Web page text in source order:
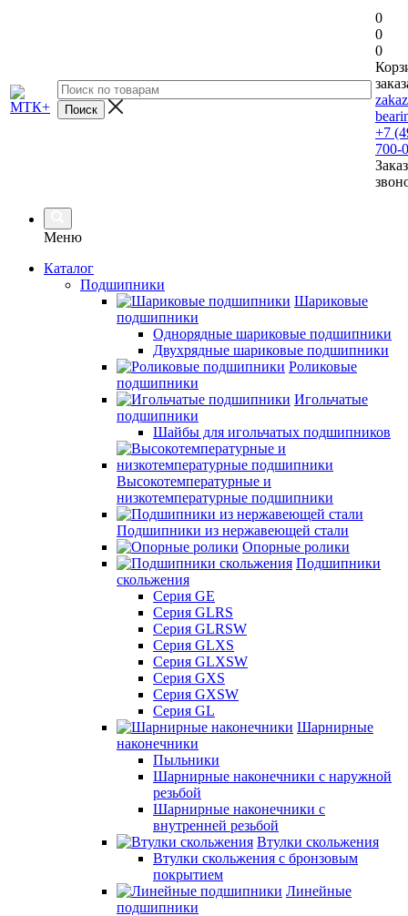
0
0
0
+7
700-
Меню
Каталог
Подшипники
Шариковые
подшипники
Однорядные шариковые подшипники
Двухрядные шариковые подшипники
Роликовые
подшипники
Игольчатые
подшипники
Шайбы для игольчатых подшипников
Высокотемпературные и
низкотемпературные подшипники
Подшипники из нержавеющей стали
Опорные ролики
Подшипники
скольжения
Серия GE
Серия GLRS
Серия GLRSW
Серия GLXS
Серия GLXSW
Серия GXS
Серия GXSW
Серия GL
Шарнирные
наконечники
Пыльники
Шарнирные наконечники с наружной
резьбой
Шарнирные наконечники с
внутренней резьбой
Втулки скольжения
Втулки скольжения с бронзовым
покрытием
Линейные
подшипники